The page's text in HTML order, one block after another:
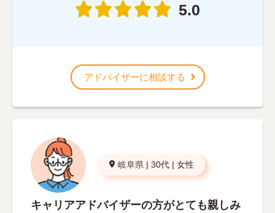
5.0
アドバイザーに相談する
岐阜県 | 30代 | 女性
キャリアアドバイザーの方がとても親しみ